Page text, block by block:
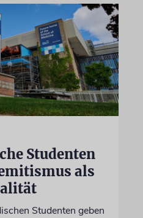
Studenten
als
Studenten geben